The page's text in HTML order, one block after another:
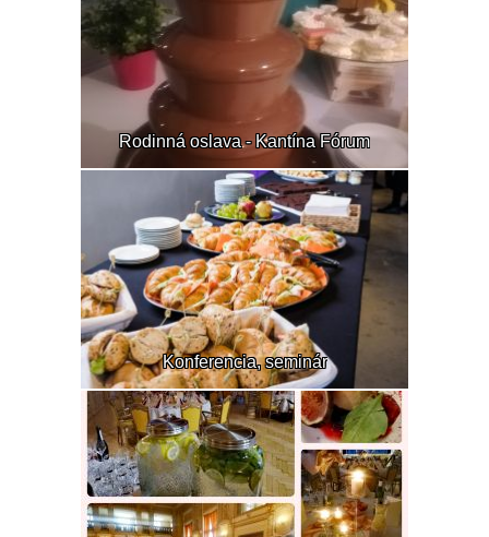
Rodinná oslava - Kantína Fórum
Konferencia, seminár